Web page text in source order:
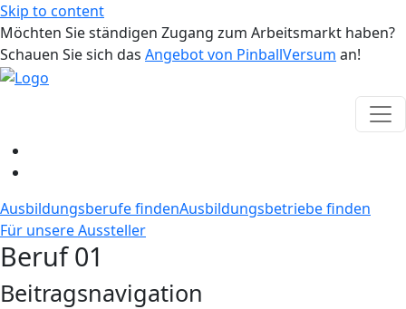
Skip to content
Möchten Sie ständigen Zugang zum Arbeitsmarkt haben?
Schauen Sie sich das Angebot von PinballVersum an!
Ausbildungsberufe findenAusbildungsbetriebe finden
Für unsere Aussteller
Beruf 01
Beitragsnavigation